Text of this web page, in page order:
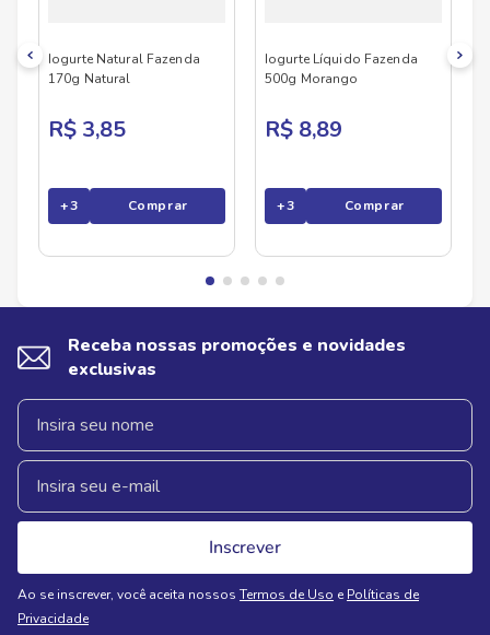
Iogurte Natural Fazenda
170g Natural
R$ 3,85
+3 Comprar
Iogurte Líquido Fazenda
500g Morango
R$ 8,89
+3 Comprar
Receba nossas promoções e novidades
exclusivas
Inscrever
Ao se inscrever, você aceita nossos Termos de Uso e Políticas de
Privacidade